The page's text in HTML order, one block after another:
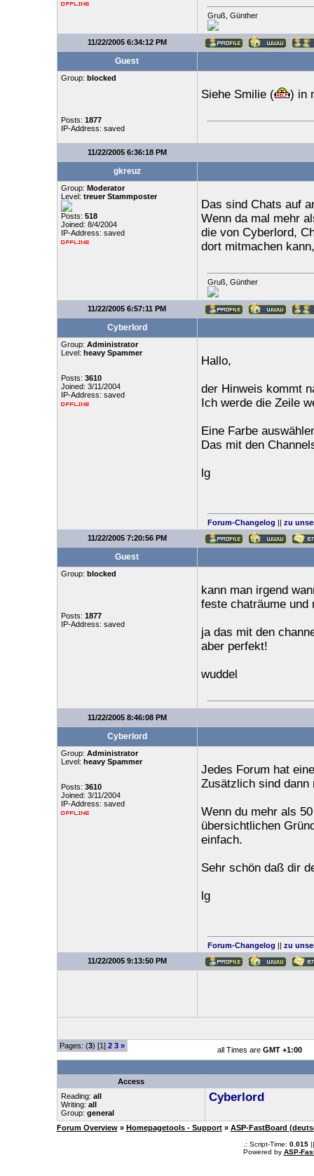
Gruß, Günther
11/22/2005 6:34:12 PM
Guest
Group: blocked
Posts: 1877
IP-Address: saved
Siehe Smilie ( ) in
11/22/2005 6:36:18 PM
gkreuz
Group: Moderator
Level: treuer Stammposter
Posts: 518
Joined: 8/4/2004
IP-Address: saved
Das sind Chats auf
Wenn da mal mehr
die von Cyberlord,
dort mitmachen
Gruß, Günther
11/22/2005 6:57:11 PM
Cyberlord
Group: Administrator
Level: heavy Spammer
Posts: 3610
Joined: 3/11/2004
IP-Address: saved
Hallo,
der Hinweis kommt
Ich werde die Zeile
Eine Farbe
Das mit den
lg
Forum-Changelog || zu
11/22/2005 7:20:56 PM
Guest
Group: blocked
Posts: 1877
IP-Address: saved
kann man irgend
feste chaträume und
ja das mit den
aber perfekt!
wuddel
11/22/2005 8:46:08 PM
Cyberlord
Group: Administrator
Level: heavy Spammer
Posts: 3610
Joined: 3/11/2004
IP-Address: saved
Jedes Forum hat
Zusätzlich sind dann
Wenn du mehr als
übersichtlichen
einfach.
Sehr schön daß dir
lg
Forum-Changelog || zu
11/22/2005 9:13:50 PM
Pages: (3) [1] 2 3 » all Times are GMT +1:00
Access
Reading: all
Writing: all
Group: general
Cyberlord
Forum Overview » Homepagetools - Support » ASP-FastBoard
.: Script-Time: 0.015||
Powered by ASP-